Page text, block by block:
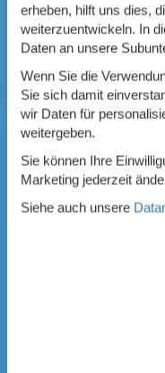
erheben, hilft uns dies,
weiterzuentwickeln. In
Daten an unsere
Wenn Sie die
Sie sich damit
wir Daten für
weitergeben.
Sie können Ihre
Marketing jederzeit
Siehe auch unsere